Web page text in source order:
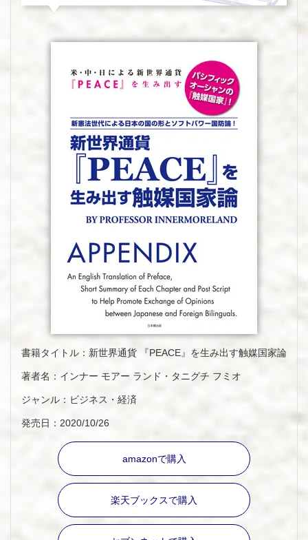
書籍タイトル：新世界通貨 『PEACE』を生み出す触媒国家論
著者名：インナー モアー ランド・タニグチ フミオ
ジャンル：ビジネス・経済
発売日：2020/10/26
amazonで購入
楽天ブックスで購入